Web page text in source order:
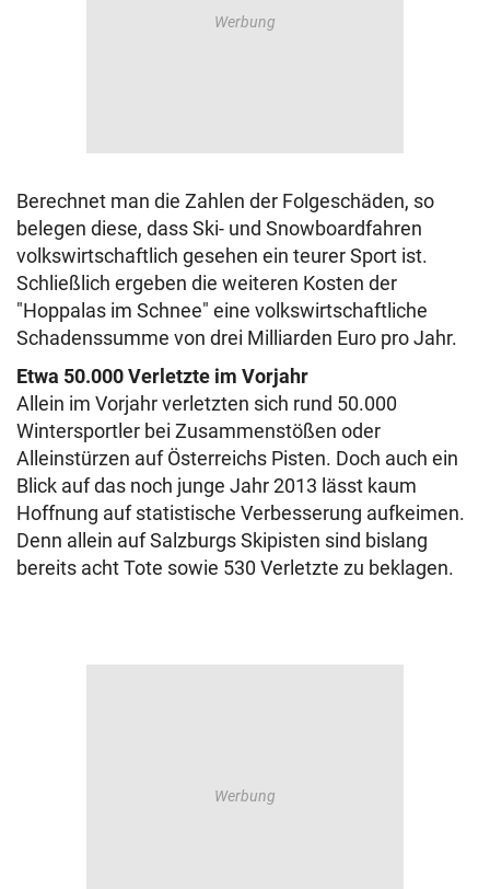
Berechnet man die Zahlen der Folgeschäden, so
belegen diese, dass Ski- und Snowboardfahren
volkswirtschaftlich gesehen ein teurer Sport ist.
Schließlich ergeben die weiteren Kosten der
"Hoppalas im Schnee" eine volkswirtschaftliche
Schadenssumme von drei Milliarden Euro pro Jahr.
Etwa 50.000 Verletzte im Vorjahr
Allein im Vorjahr verletzten sich rund 50.000
Wintersportler bei Zusammenstößen oder
Alleinstürzen auf Österreichs Pisten. Doch auch ein
Blick auf das noch junge Jahr 2013 lässt kaum
Hoffnung auf statistische Verbesserung aufkeimen.
Denn allein auf Salzburgs Skipisten sind bislang
bereits acht Tote sowie 530 Verletzte zu beklagen.